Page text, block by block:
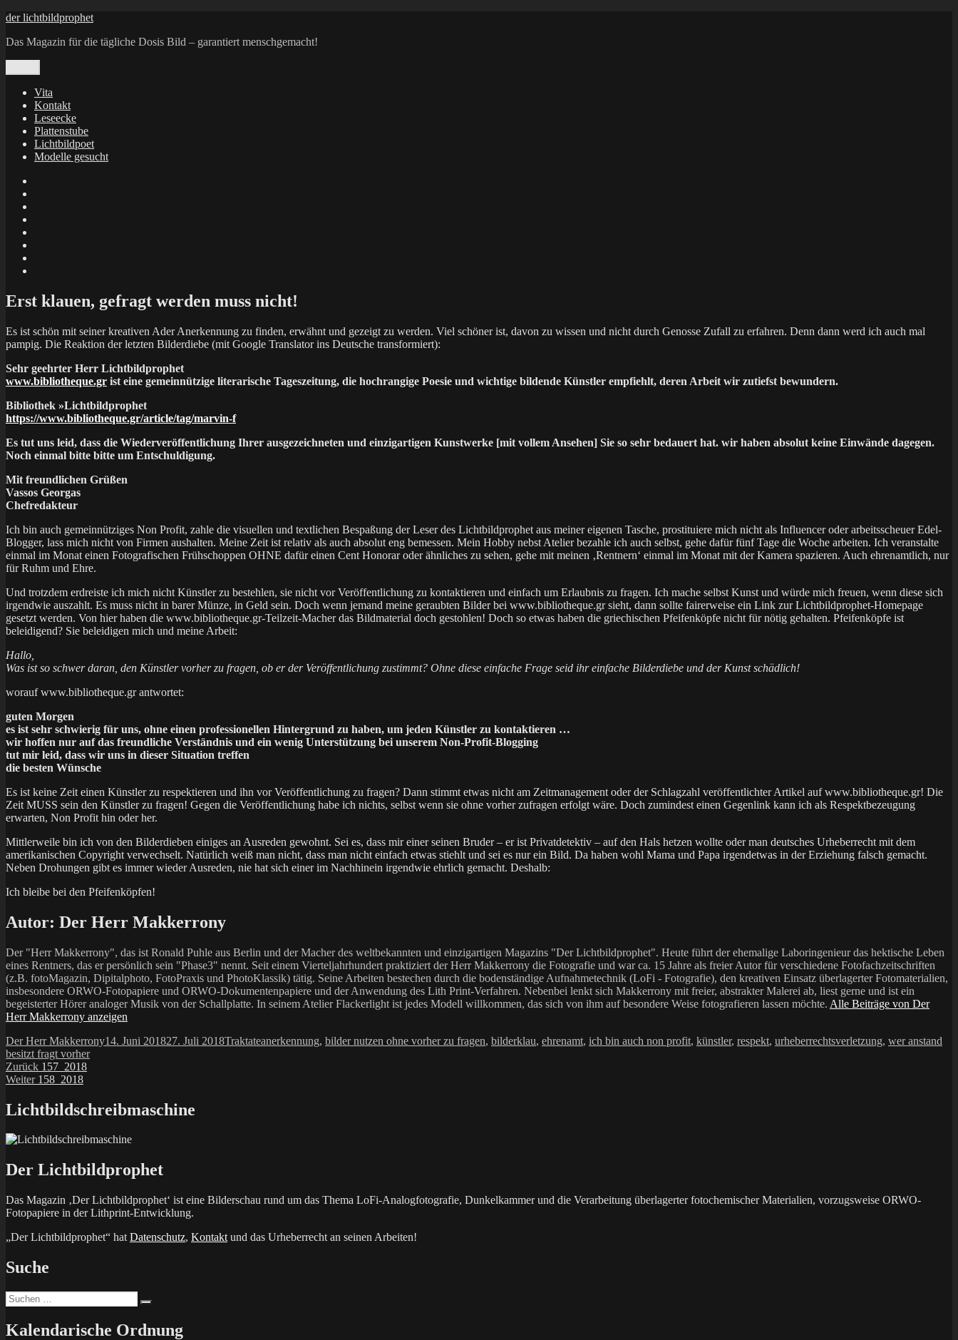
Zum
springen
der lichtbildprophet
Das Magazin für die tägliche Dosis Bild – garantiert menschgemacht!
Vita
Kontakt
Leseecke
Plattenstube
Lichtbildpoet
Modelle gesucht
X
Erst klauen, gefragt werden muss nicht!
Es ist schön mit seiner kreativen Ader Anerkennung zu finden, erwähnt und gezeigt zu werden. Viel schöner ist, davon zu wissen und nicht durch Genosse Zufall zu erfahren. Denn dann werd ich auch mal
pampig. Die Reaktion der letzten Bilderdiebe (mit Google Translator ins Deutsche transformiert):
Sehr geehrter Herr Lichtbildprophet
www.bibliotheque.gr ist eine gemeinnützige literarische Tageszeitung, die hochrangige Poesie und wichtige bildende Künstler empfiehlt, deren Arbeit wir zutiefst bewundern.
Bibliothek »Lichtbildprophet
https://www.bibliotheque.gr/article/tag/marvin-f
Es tut uns leid, dass die Wiederveröffentlichung Ihrer ausgezeichneten und einzigartigen Kunstwerke [mit vollem Ansehen] Sie so sehr bedauert hat. wir haben absolut keine Einwände dagegen.
Noch einmal bitte bitte um Entschuldigung.
Mit freundlichen Grüßen
Vassos Georgas
Chefredakteur
Ich bin auch gemeinnütziges Non Profit, zahle die visuellen und textlichen Bespaßung der Leser des Lichtbildprophet aus meiner eigenen Tasche, prostituiere mich nicht als Influencer oder arbeitsscheuer Edel-
Blogger, lass mich nicht von Firmen aushalten. Meine Zeit ist relativ als auch absolut eng bemessen. Mein Hobby nebst Atelier bezahle ich auch selbst, gehe dafür fünf Tage die Woche arbeiten. Ich veranstalte
einmal im Monat einen Fotografischen Frühschoppen OHNE dafür einen Cent Honorar oder ähnliches zu sehen, gehe mit meinen ‚Rentnern‘ einmal im Monat mit der Kamera spazieren. Auch ehrenamtlich, nur
für Ruhm und Ehre.
Und trotzdem erdreiste ich mich nicht Künstler zu bestehlen, sie nicht vor Veröffentlichung zu kontaktieren und einfach um Erlaubnis zu fragen. Ich mache selbst Kunst und würde mich freuen, wenn diese sich
irgendwie auszahlt. Es muss nicht in barer Münze, in Geld sein. Doch wenn jemand meine geraubten Bilder bei www.bibliotheque.gr sieht, dann sollte fairerweise ein Link zur Lichtbildprophet-Homepage
gesetzt werden. Von hier haben die www.bibliotheque.gr-Teilzeit-Macher das Bildmaterial doch gestohlen! Doch so etwas haben die griechischen Pfeifenköpfe nicht für nötig gehalten. Pfeifenköpfe ist
beleidigend? Sie beleidigen mich und meine Arbeit:
Hallo,
Was ist so schwer daran, den Künstler vorher zu fragen, ob er der Veröffentlichung zustimmt? Ohne diese einfache Frage seid ihr einfache Bilderdiebe und der Kunst schädlich!
worauf www.bibliotheque.gr antwortet:
guten Morgen
es ist sehr schwierig für uns, ohne einen professionellen Hintergrund zu haben, um jeden Künstler zu kontaktieren …
wir hoffen nur auf das freundliche Verständnis und ein wenig Unterstützung bei unserem Non-Profit-Blogging
tut mir leid, dass wir uns in dieser Situation treffen
die besten Wünsche
Es ist keine Zeit einen Künstler zu respektieren und ihn vor Veröffentlichung zu fragen? Dann stimmt etwas nicht am Zeitmanagement oder der Schlagzahl veröffentlichter Artikel auf www.bibliotheque.gr! Die
Zeit MUSS sein den Künstler zu fragen! Gegen die Veröffentlichung habe ich nichts, selbst wenn sie ohne vorher zufragen erfolgt wäre. Doch zumindest einen Gegenlink kann ich als Respektbezeugung
erwarten, Non Profit hin oder her.
Mittlerweile bin ich von den Bilderdieben einiges an Ausreden gewohnt. Sei es, dass mir einer seinen Bruder – er ist Privatdetektiv – auf den Hals hetzen wollte oder man deutsches Urheberrecht mit dem
amerikanischen Copyright verwechselt. Natürlich weiß man nicht, dass man nicht einfach etwas stiehlt und sei es nur ein Bild. Da haben wohl Mama und Papa irgendetwas in der Erziehung falsch gemacht.
Neben Drohungen gibt es immer wieder Ausreden, nie hat sich einer im Nachhinein irgendwie ehrlich gemacht. Deshalb:
Ich bleibe bei den Pfeifenköpfen!
Autor: Der Herr Makkerrony
Der "Herr Makkerrony", das ist Ronald Puhle aus Berlin und der Macher des weltbekannten und einzigartigen Magazins "Der Lichtbildprophet". Heute führt der ehemalige Laboringenieur das hektische Leben
eines Rentners, das er persönlich sein "Phase3" nennt. Seit einem Vierteljahrhundert praktiziert der Herr Makkerrony die Fotografie und war ca. 15 Jahre als freier Autor für verschiedene Fotofachzeitschriften
(z.B. fotoMagazin, Dipitalphoto, FotoPraxis und PhotoKlassik) tätig. Seine Arbeiten bestechen durch die bodenständige Aufnahmetechnik (LoFi - Fotografie), den kreativen Einsatz überlagerter Fotomaterialien,
insbesondere ORWO-Fotopapiere und ORWO-Dokumentenpapiere und der Anwendung des Lith Print-Verfahren. Nebenbei lenkt sich Makkerrony mit freier, abstrakter Malerei ab, liest gerne und ist ein
begeisterter Hörer analoger Musik von der Schallplatte. In seinem Atelier Flackerlight ist jedes Modell willkommen, das sich von ihm auf besondere Weise fotografieren lassen möchte. Alle Beiträge von Der
Herr Makkerrony anzeigen
Autor
Der Herr MakkerronyVeröffentlicht
14. Juni 201827. Juli 2018Kategorien
TraktateSchlagwörter
anerkennung, bilder nutzen ohne vorher zu fragen, bilderklau, ehrenamt, ich bin auch non profit, künstler, respekt, urheberrechtsverletzung, wer anstand
besitzt fragt vorher
Beitragsnavigation
Zurück Vorheriger
Beitrag:
157_2018
Weiter Nächster
158_2018
Lichtbildschreibmaschine
Der Lichtbildprophet
Das Magazin ‚Der Lichtbildprophet‘ ist eine Bilderschau rund um das Thema LoFi-Analogfotografie, Dunkelkammer und die Verarbeitung überlagerter fotochemischer Materialien, vorzugsweise ORWO-
Fotopapiere in der Lithprint-Entwicklung.
„Der Lichtbildprophet“ hat Datenschutz, Kontakt und das Urheberrecht an seinen Arbeiten!
Suche
Suchen
nach:
Kalendarische Ordnung